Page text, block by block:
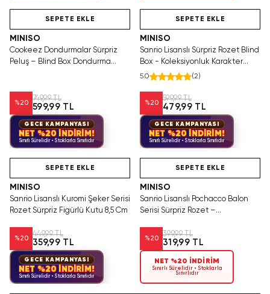
Tükenmeden Satın Al
SEPETE EKLE
MINISO
Cookeez Dondurmalar Sürpriz
Peluş – Blind Box Dondurma
%20
749,99 TL
599,99 TL
GECE KAMPANYASI
NET %20 İNDİRİM!
Sınırlı Sürelidir • Stoklarla Sınırlıdır
SEPETE EKLE
MINISO
Sanrio Lisanslı Sürpriz Rozet Blind
Box - Koleksiyonluk Karakter
Figür Rozet 9 cm
5.0 (2)
%20
599,99 TL
479,99 TL
GECE KAMPANYASI
NET %20 İNDİRİM!
Sınırlı Sürelidir • Stoklarla Sınırlıdır
SEPETE EKLE
MINISO
Sanrio Lisanslı Kuromi Şeker Serisi
Rozet Sürpriz Figürlü Kutu 8,5 Cm
%20
449,99 TL
359,99 TL
GECE KAMPANYASI
NET %20 İNDİRİM!
Sınırlı Sürelidir • Stoklarla Sınırlıdır
SEPETE EKLE
MINISO
Sanrio Lisanslı Pochacco Balon
Serisi Sürpriz Rozet –
%20
399,99 TL
319,99 TL
NET %20 İNDİRİM
Sınırlı Sürelidir • Stoklarla
Sınırlıdır